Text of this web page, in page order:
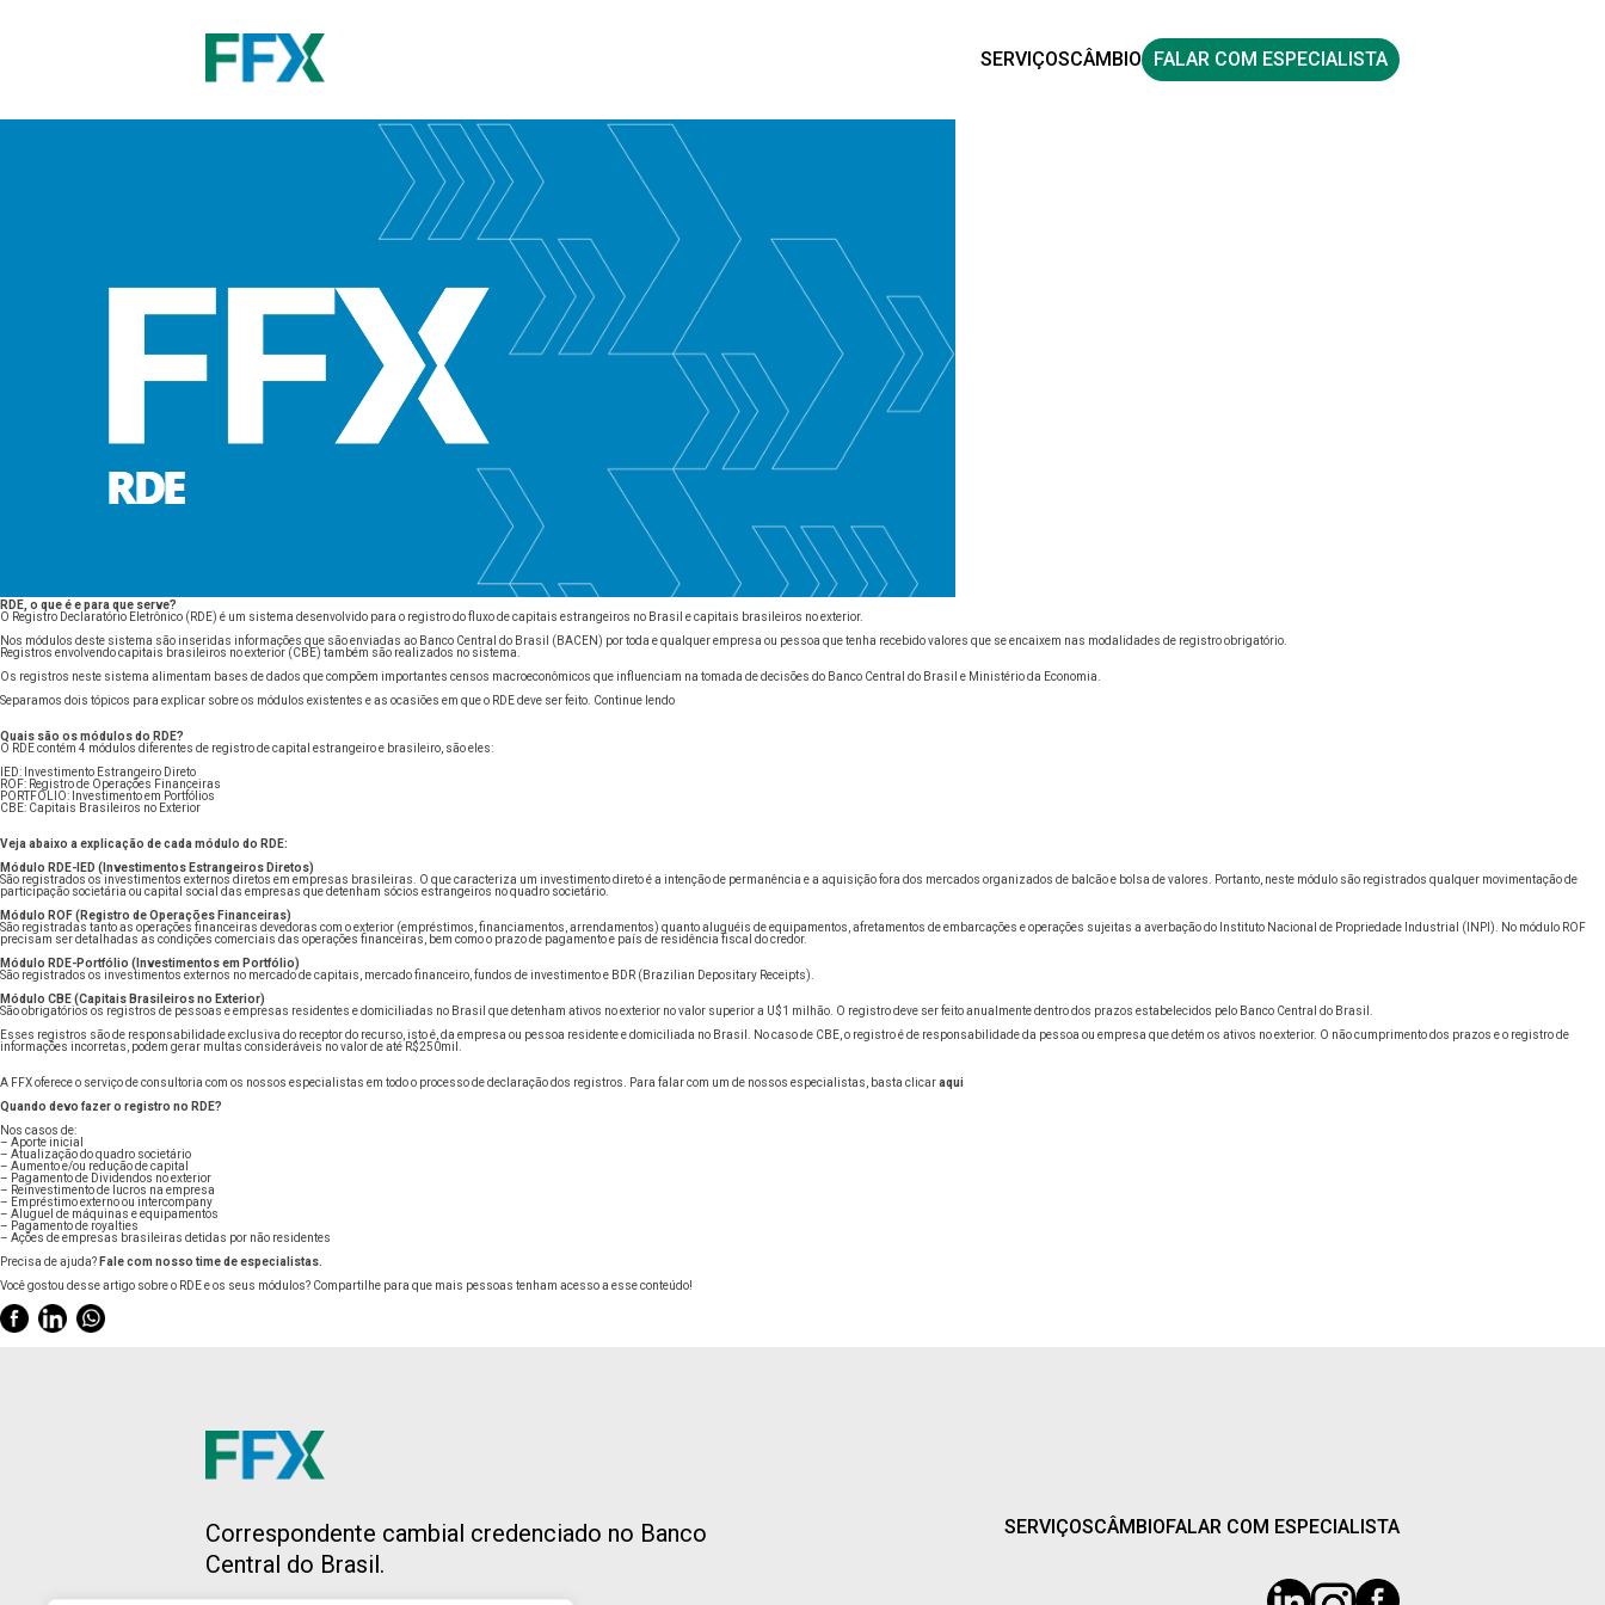
SERVIÇOSCÂMBIO FALAR COM ESPECIALISTA
RDE, o que é e para que serve?
O Registro Declaratório Eletrônico (RDE) é um sistema desenvolvido para o registro do fluxo de capitais estrangeiros no Brasil e capitais brasileiros no exterior.
Nos módulos deste sistema são inseridas informações que são enviadas ao Banco Central do Brasil (BACEN) por toda e qualquer empresa ou pessoa que tenha recebido valores que se encaixem nas modalidades de registro obrigatório.
Registros envolvendo capitais brasileiros no exterior (CBE) também são realizados no sistema.
Os registros neste sistema alimentam bases de dados que compõem importantes censos macroeconômicos que influenciam na tomada de decisões do Banco Central do Brasil e Ministério da Economia.
Separamos dois tópicos para explicar sobre os módulos existentes e as ocasiões em que o RDE deve ser feito. Continue lendo
Quais são os módulos do RDE?
O RDE contém 4 módulos diferentes de registro de capital estrangeiro e brasileiro, são eles:
IED: Investimento Estrangeiro Direto
ROF: Registro de Operações Financeiras
PORTFÓLIO: Investimento em Portfólios
CBE: Capitais Brasileiros no Exterior
Veja abaixo a explicação de cada módulo do RDE:
Módulo RDE-IED (Investimentos Estrangeiros Diretos)
São registrados os investimentos externos diretos em empresas brasileiras. O que caracteriza um investimento direto é a intenção de permanência e a aquisição fora dos mercados organizados de balcão e bolsa de valores. Portanto, neste módulo são registrados qualquer movimentação de
participação societária ou capital social das empresas que detenham sócios estrangeiros no quadro societário.
Módulo ROF (Registro de Operações Financeiras)
São registradas tanto as operações financeiras devedoras com o exterior (empréstimos, financiamentos, arrendamentos) quanto aluguéis de equipamentos, afretamentos de embarcações e operações sujeitas a averbação do Instituto Nacional de Propriedade Industrial (INPI). No módulo ROF
precisam ser detalhadas as condições comerciais das operações financeiras, bem como o prazo de pagamento e país de residência fiscal do credor.
Módulo RDE-Portfólio (Investimentos em Portfólio)
São registrados os investimentos externos no mercado de capitais, mercado financeiro, fundos de investimento e BDR (Brazilian Depositary Receipts).
Módulo CBE (Capitais Brasileiros no Exterior)
São obrigatórios os registros de pessoas e empresas residentes e domiciliadas no Brasil que detenham ativos no exterior no valor superior a U$1 milhão. O registro deve ser feito anualmente dentro dos prazos estabelecidos pelo Banco Central do Brasil.
Esses registros são de responsabilidade exclusiva do receptor do recurso, isto é, da empresa ou pessoa residente e domiciliada no Brasil. No caso de CBE, o registro é de responsabilidade da pessoa ou empresa que detém os ativos no exterior. O não cumprimento dos prazos e o registro de
informações incorretas, podem gerar multas consideráveis no valor de até R$250mil.
A FFXoferece o serviço de consultoria com os nossos especialistas em todo o processo de declaração dos registros. Para falar com um de nossos especialistas, basta clicaraqui
Quando devo fazer o registro no RDE?
Nos casos de:
– Aporte inicial
– Atualização do quadro societário
– Aumento e/ou redução de capital
– Pagamento de Dividendos no exterior
– Reinvestimento de lucros na empresa
– Empréstimo externo ou intercompany
– Aluguel de máquinas e equipamentos
– Pagamento de royalties
– Ações de empresas brasileiras detidas por não residentes
Precisa de ajuda? Fale com nosso time de especialistas.
Você gostou desse artigo sobre o RDE e os seus módulos? Compartilhe para que mais pessoas tenham acesso a esse conteúdo!
Correspondente cambial credenciado no Banco
Central do Brasil.
SERVIÇOSCÂMBIOFALAR COM ESPECIALISTA